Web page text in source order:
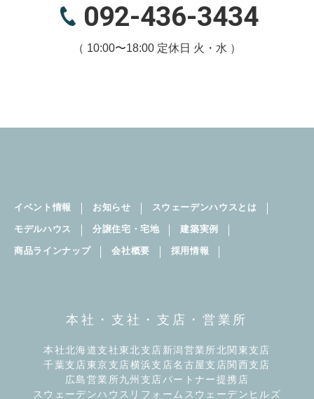
092-436-3434
（ 10:00〜18:00 定休日 火・水 ）
イベント情報 お知らせ スウェーデンハウスとは
モデルハウス 分譲住宅・宅地 建築実例
商品ラインナップ 会社概要 採用情報
本社・支社・支店・営業所
本社北海道支社東北支店 新潟営業所北関東支店
千葉支店 東京支店 横浜支店名古屋支店 関西支店
広島営業所九州支店 パートナー提携店
スウェーデンハウスリフォーム スウェーデンヒルズ